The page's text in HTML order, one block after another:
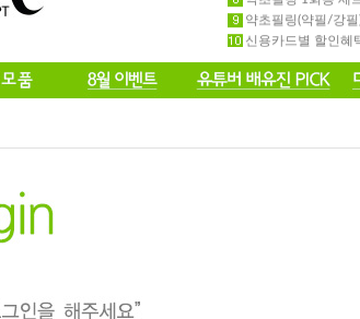
약초필링(약필/강
신용카드별 할인혜